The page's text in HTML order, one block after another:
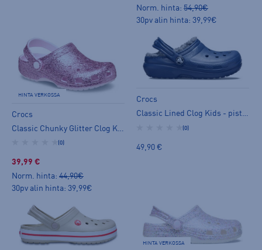
Norm. hinta: 54,90€
30pv alin hinta: 39,99€
HINTA VERKOSSA
Crocs
(0)
39,99 €
Norm. hinta: 44,90€
30pv alin hinta: 39,99€
Crocs
Classic Lined Clog Kids - pistokassandaalit
(0)
49,90 €
HINTA VERKOSSA